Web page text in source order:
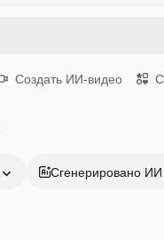
Создать ИИ-видео
Сгенерировано ИИ